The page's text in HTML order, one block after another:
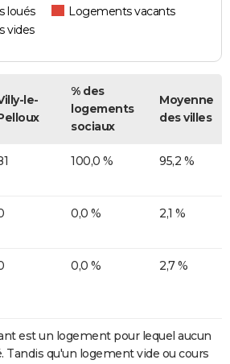
loués
Logements vacants
vides
le-
% des
logements
sociaux
Moyenne
des villes
100,0 % 95,2 %
0,0 % 2,1 %
0,0 % 2,7 %
est un logement pour lequel aucun
Tandis qu'un logement vide ou cours